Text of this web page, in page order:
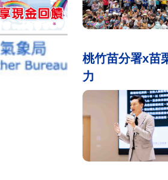
桃竹苗分署x苗
力